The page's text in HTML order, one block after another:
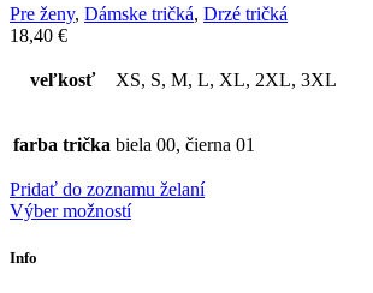
Pre ženy, Dámske tričká, Drzé tričká
18,40 €
veľkosť XS, S, M, L, XL, 2XL, 3XL
farba trička biela 00, čierna 01
Pridať do zoznamu želaní
Výber možností
Info